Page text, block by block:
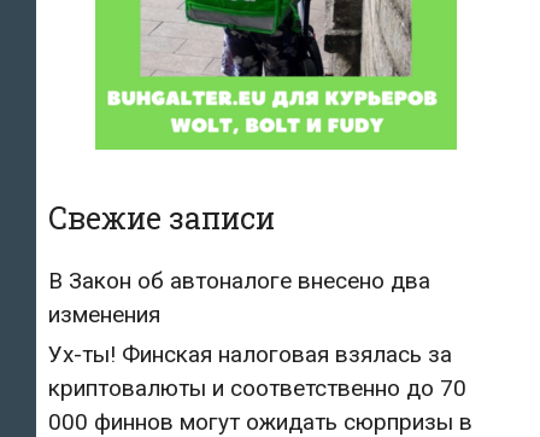
Свежие записи
В Закон об автоналоге внесено два
изменения
Ух-ты! Финская налоговая взялась за
криптовалюты и соответственно до 70
000 финнов могут ожидать сюрпризы в